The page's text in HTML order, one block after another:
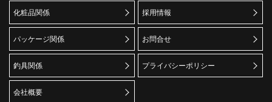
化粧品関係
パッケージ関係
釣具関係
会社概要
採用情報
お問合せ
プライバシーポリシー